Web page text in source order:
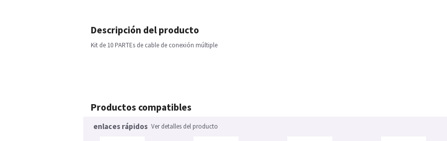
Descripción del producto
Kit de 10 PARTEs de cable de conexión múltiple
Productos compatibles
enlaces rápidos Ver detalles del producto